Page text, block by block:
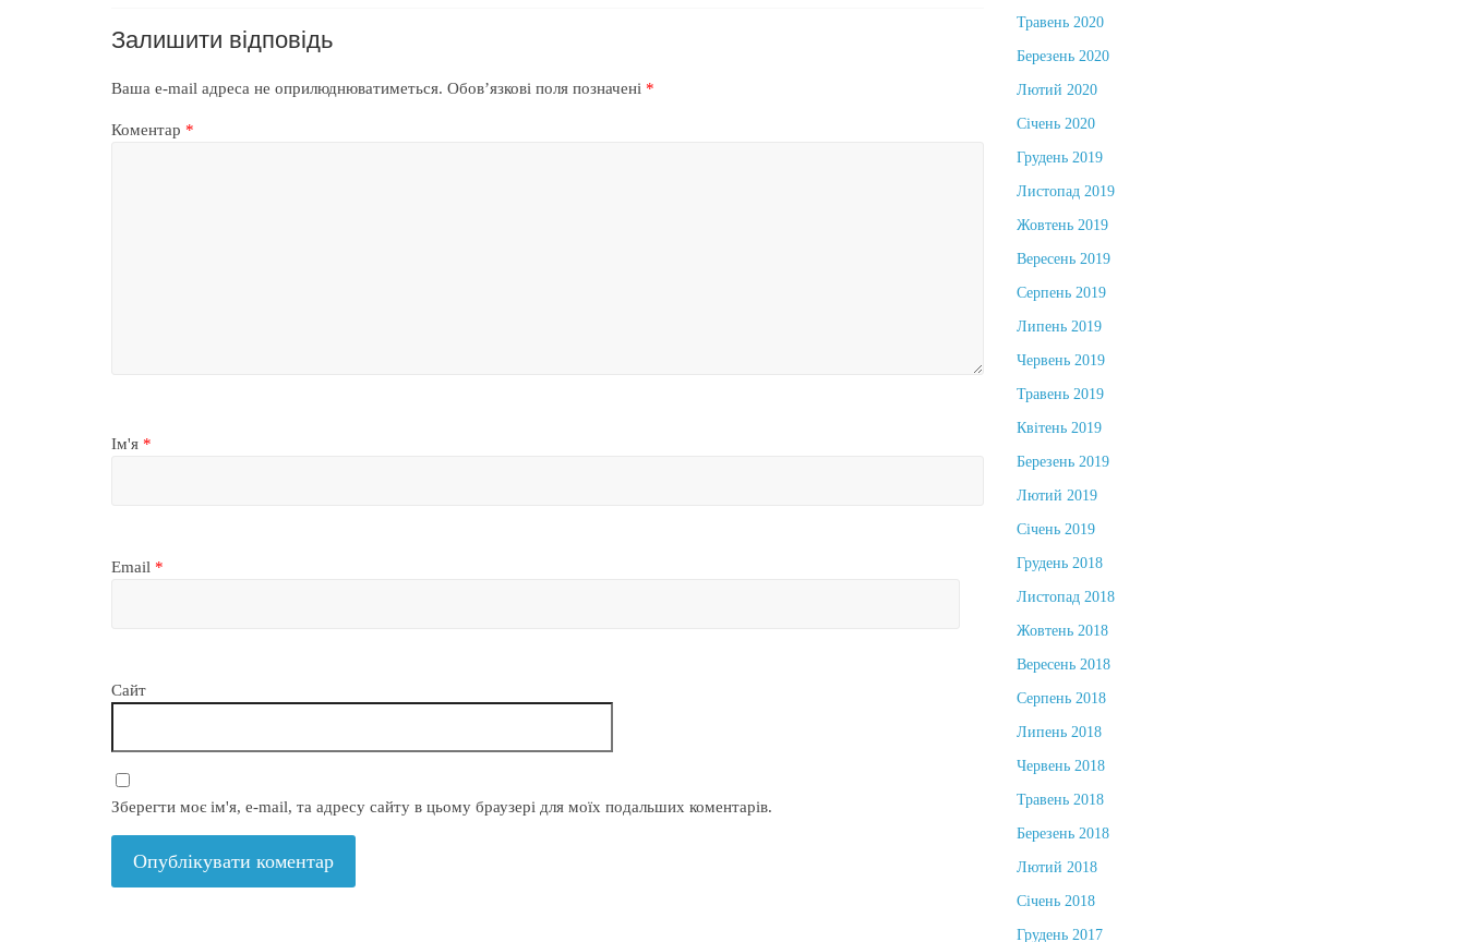
Залишити відповідь
Ваша e-mail адреса не оприлюднюватиметься. Обов’язкові поля позначені *
Коментар *
Ім'я *
Email *
Сайт
Зберегти моє ім'я, e-mail, та адресу сайту в цьому браузері для моїх подальших коментарів.
Травень 2020
Березень 2020
Лютий 2020
Січень 2020
Грудень 2019
Листопад 2019
Жовтень 2019
Вересень 2019
Серпень 2019
Липень 2019
Червень 2019
Травень 2019
Квітень 2019
Березень 2019
Лютий 2019
Січень 2019
Грудень 2018
Листопад 2018
Жовтень 2018
Вересень 2018
Серпень 2018
Липень 2018
Червень 2018
Травень 2018
Березень 2018
Лютий 2018
Січень 2018
Грудень 2017